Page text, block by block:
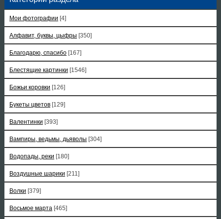
Мои фотографии [4]
Алфавит, буквы, цыфры [350]
Благодарю, спасибо [167]
Блестящие картинки [1546]
Божьи коровки [126]
Букеты цветов [129]
Валентинки [393]
Вампиры, ведьмы, дьяволы [304]
Водопады, реки [180]
Воздушные шарики [211]
Волки [379]
Восьмое марта [465]